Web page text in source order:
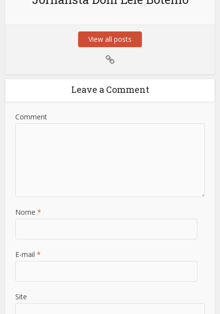
View all posts
Leave a Comment
Comment
Nome*
E-mail*
Site